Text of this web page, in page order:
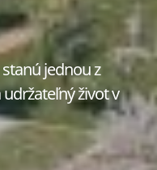
jednou z
život v